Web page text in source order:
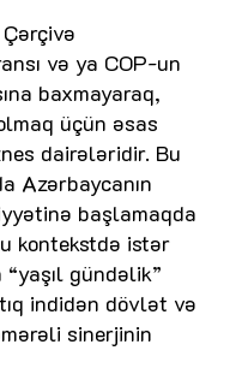
və ya COP-un
baxmayaraq,
üçün əsas
dairələridir. Bu
Azərbaycanın
başlamaqda
kontekstdə istər
gündəlik”
indidən dövlət və
sinerjinin